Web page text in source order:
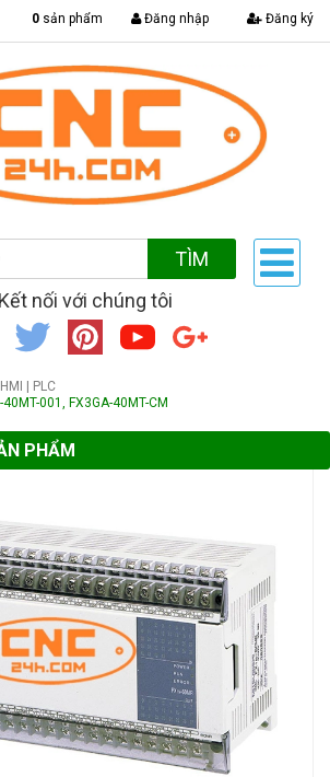
0 sản phẩm Đăng nhập Đăng ký
TÌM
Kết nối với chúng tôi
| PLC
001, FX3GA-40MT-CM
PHẨM